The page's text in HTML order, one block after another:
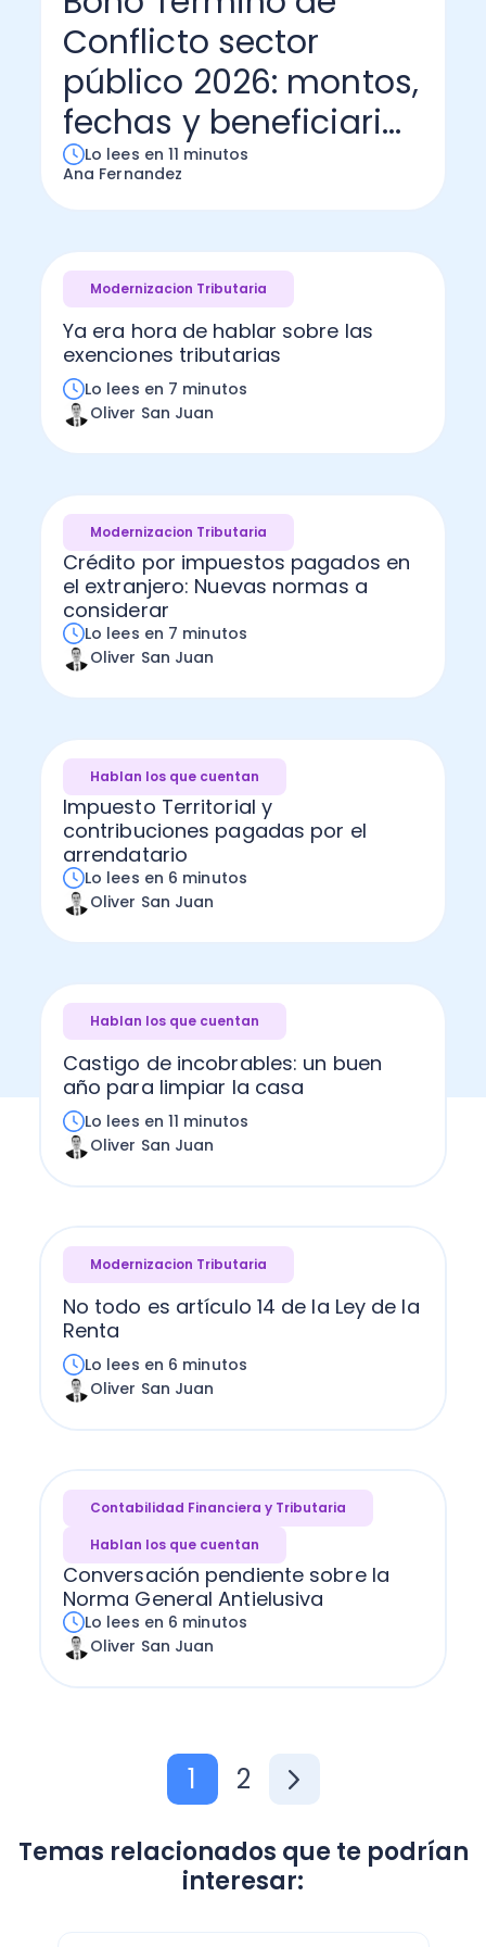
Administración Empresarial
Ver todo
Software Factura y Administración
Ver Todo
Kits
Autores
Conflicto sector
público 2026: montos,
fechas y beneficiari...
Lo lees en 11 minutos
Ana Fernandez
Modernizacion Tributaria
Ya era hora de hablar sobre las
exenciones tributarias
Lo lees en 7 minutos
Oliver San Juan
Modernizacion Tributaria
Crédito por impuestos pagados en
el extranjero: Nuevas normas a
considerar
Lo lees en 7 minutos
Oliver San Juan
Hablan los que cuentan
Impuesto Territorial y
contribuciones pagadas por el
arrendatario
Lo lees en 6 minutos
Oliver San Juan
Hablan los que cuentan
Castigo de incobrables: un buen
año para limpiar la casa
Lo lees en 11 minutos
Oliver San Juan
Modernizacion Tributaria
No todo es artículo 14 de la Ley de la
Renta
Lo lees en 6 minutos
Oliver San Juan
Contabilidad Financiera y Tributaria
Hablan los que cuentan
Conversación pendiente sobre la
Norma General Antielusiva
Lo lees en 6 minutos
Oliver San Juan
1 2
Temas relacionados que te podrían
interesar: